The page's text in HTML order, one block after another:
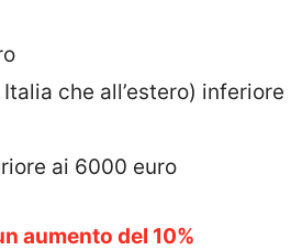
che all’estero) inferiore
ai 6000 euro
aumento del 10%